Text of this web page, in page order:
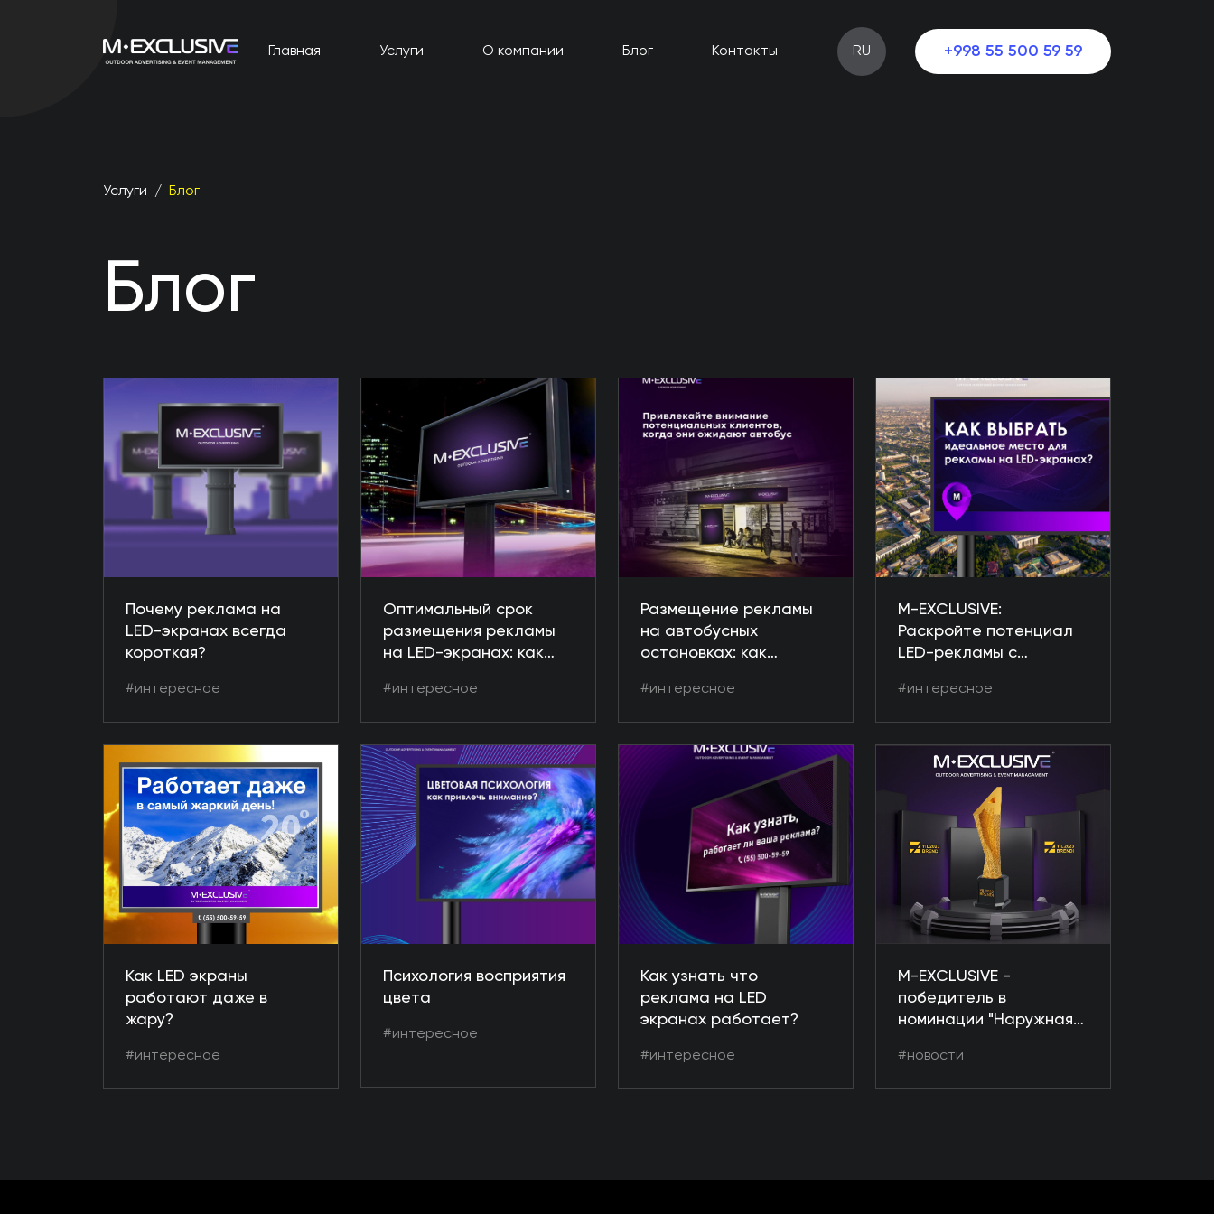
Главная Услуги О компании Блог Контакты RU +998 55 500 59 59
Услуги / Блог
Блог
Почему реклама на
LED-экранах всегда
короткая?
#интересное
Оптимальный срок
размещения рекламы
на LED-экранах: как
максимального
эффекта
#интересное
Размещение рекламы
на автобусных
остановках: как
аудитории
#интересное
M-EXCLUSIVE:
Раскройте потенциал
LED-рекламы с
размещения
#интересное
Как LED экраны
работают даже в
жару?
#интересное
Психология восприятия
цвета
#интересное
Как узнать что
реклама на LED
экранах работает?
#интересное
M-EXCLUSIVE -
победитель в
номинации "Наружная
"Бренд года - 2023"
#новости